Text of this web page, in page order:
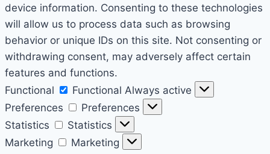
device information. Consenting to these technologies
will allow us to process data such as browsing
behavior or unique IDs on this site. Not consenting or
withdrawing consent, may adversely affect certain
features and functions.
Functional
Functional Always active
Preferences
Preferences
Statistics
Statistics
Marketing
Marketing